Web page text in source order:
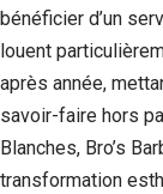
bénéficier d’un
louent
après année,
savoir-faire hors
Blanches, Bro’s
transformation